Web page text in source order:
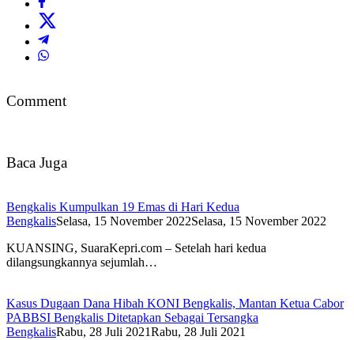
Comment
Baca Juga
Bengkalis Kumpulkan 19 Emas di Hari Kedua
BengkalisSelasa, 15 November 2022Selasa, 15 November 2022
KUANSING, SuaraKepri.com – Setelah hari kedua
dilangsungkannya sejumlah…
Kasus Dugaan Dana Hibah KONI Bengkalis, Mantan Ketua Cabor
PABBSI Bengkalis Ditetapkan Sebagai Tersangka
BengkalisRabu, 28 Juli 2021Rabu, 28 Juli 2021